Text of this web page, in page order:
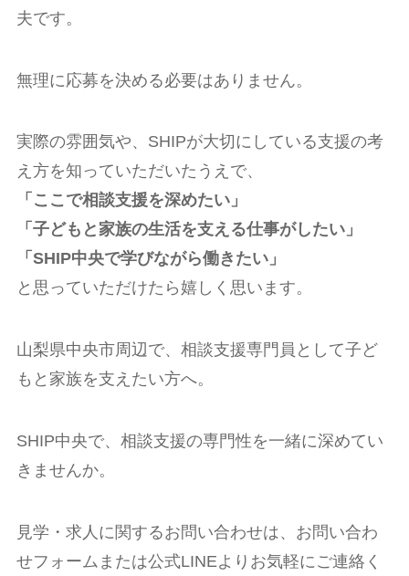
夫です。
無理に応募を決める必要はありません。
実際の雰囲気や、SHIPが大切にしている支援の考
え方を知っていただいたうえで、
「ここで相談支援を深めたい」
「子どもと家族の生活を支える仕事がしたい」
「SHIP中央で学びながら働きたい」
と思っていただけたら嬉しく思います。
山梨県中央市周辺で、相談支援専門員として子ど
もと家族を支えたい方へ。
SHIP中央で、相談支援の専門性を一緒に深めてい
きませんか。
見学・求人に関するお問い合わせは、お問い合わ
せフォームまたは公式LINEよりお気軽にご連絡く